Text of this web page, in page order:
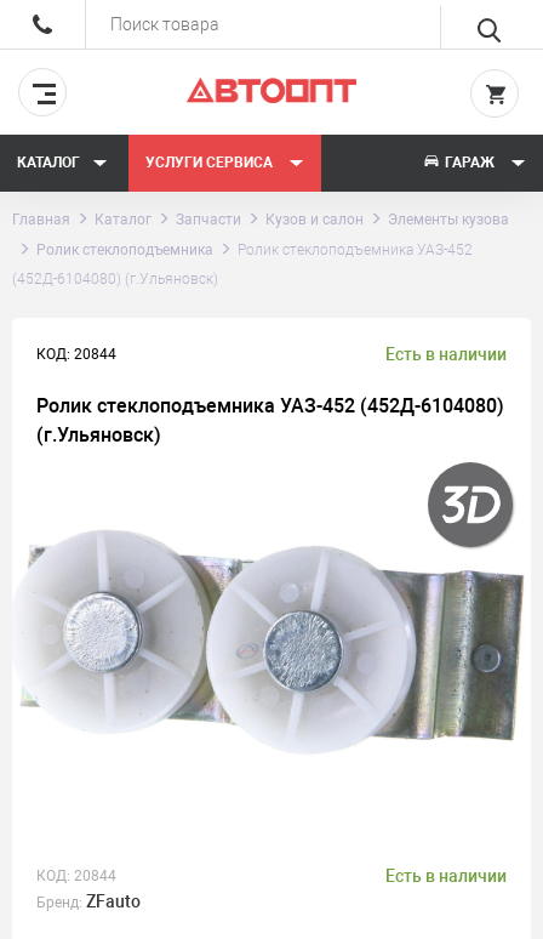
КАТАЛОГ УСЛУГИ СЕРВИСА ГАРАЖ
Главная Каталог Запчасти Кузов и салон
Элементы кузова
Ролик стеклоподъемника
Ролик стеклоподъемника УАЗ-452
(452Д-6104080) (г.Ульяновск)
КОД: 20844 Есть в наличии
Ролик стеклоподъемника УАЗ-452 (452Д-6104080)
(г.Ульяновск)
КОД: 20844 Есть в наличии
Бренд: ZFauto